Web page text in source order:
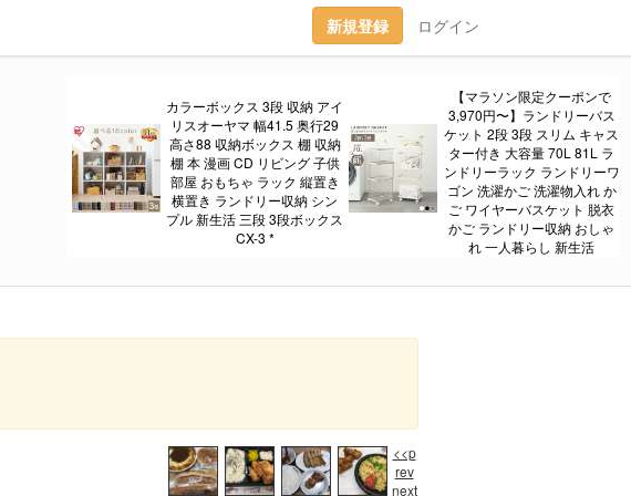
新規登録 ログイン
カラーボックス 3段 収納 アイ
リスオーヤマ 幅41.5 奥行29
高さ88 収納ボックス 棚 収納
棚 本 漫画 CD リビング 子供
部屋 おもちゃ ラック 縦置き
横置き ランドリー収納 シン
プル 新生活 三段 3段ボックス
CX-3 *
【マラソン限定クーポンで
3,970円〜】ランドリーバス
ケット 2段 3段 スリム キャス
ター付き 大容量 70L 81L ラ
ンドリーラック ランドリーワ
ゴン 洗濯かご 洗濯物入れ か
ご ワイヤーバスケット 脱衣
かご ランドリー収納 おしゃ
れ 一人暮らし 新生活
<<p
rev
next